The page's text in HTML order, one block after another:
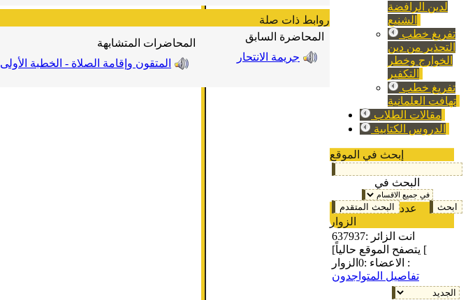
لدين الرافضة
الشنيع
التحذير من دين
الخوارج وخطر
التكفير
تهافت العلمانية
مقالات الطلاب
الدروس الكتابية
إبحث في الموقع
البحث في
عدد
الزوار
انت الزائر :637937
[يتصفح الموقع حالياً [
الاعضاء :0
الزوار :
تفاصيل المتواجدون
روابط ذات صلة
المحاضرة السابق
جريمة الانتحار
المحاضرات المتشابهة
المتقون وإقامة الصلاة - الخطبة الأولى